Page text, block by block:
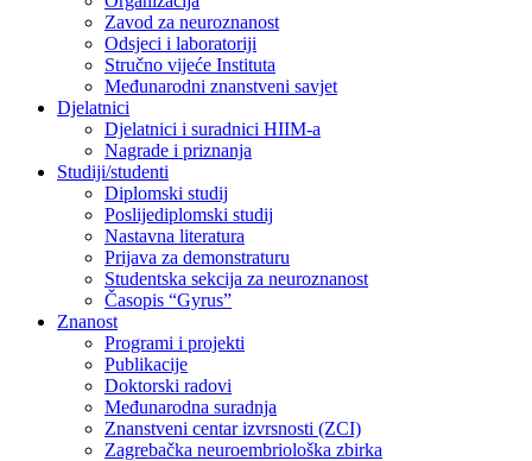
Zavod za neuroznanost
Odsjeci i laboratoriji
Stručno vijeće Instituta
Međunarodni znanstveni savjet
Djelatnici
Djelatnici i suradnici HIIM-a
Nagrade i priznanja
Studiji/studenti
Diplomski studij
Poslijediplomski studij
Nastavna literatura
Prijava za demonstraturu
Studentska sekcija za neuroznanost
Časopis “Gyrus”
Znanost
Programi i projekti
Publikacije
Doktorski radovi
Međunarodna suradnja
Znanstveni centar izvrsnosti (ZCI)
Zagrebačka neuroembriološka zbirka